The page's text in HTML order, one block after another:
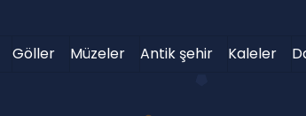
Göller Müzeler Antik şehir Kaleler